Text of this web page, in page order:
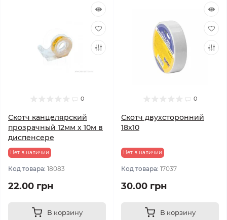
0
Скотч канцелярский
прозрачный 12мм х 10м в
диспенсере
Нет в наличии
Код товара: 18083
22.00 грн
В корзину
0
Скотч двухсторонний
18х10
Нет в наличии
Код товара: 17037
30.00 грн
В корзину